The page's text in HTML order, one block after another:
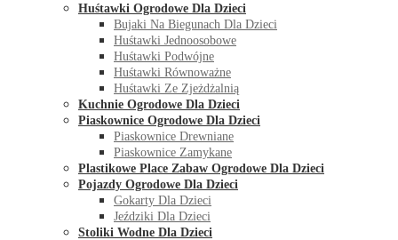
Huśtawki Ogrodowe Dla Dzieci
Bujaki Na Biegunach Dla Dzieci
Huśtawki Jednoosobowe
Huśtawki Podwójne
Huśtawki Równoważne
Huśtawki Ze Zjeżdżalnią
Kuchnie Ogrodowe Dla Dzieci
Piaskownice Ogrodowe Dla Dzieci
Piaskownice Drewniane
Piaskownice Zamykane
Plastikowe Place Zabaw Ogrodowe Dla Dzieci
Pojazdy Ogrodowe Dla Dzieci
Gokarty Dla Dzieci
Jeździki Dla Dzieci
Stoliki Wodne Dla Dzieci